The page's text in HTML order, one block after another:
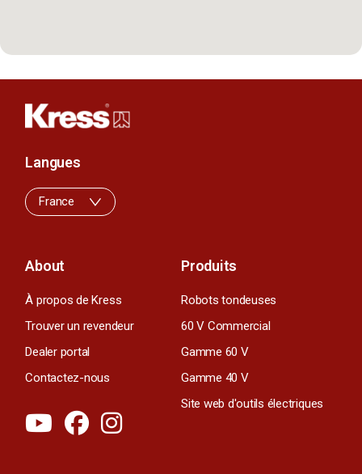
About
À propos de Kress
Trouver un revendeur
Dealer portal
Contactez-nous
Produits
Robots tondeuses
60 V Commercial
Gamme 60 V
Gamme 40 V
Site web d'outils électriques
Langues
France